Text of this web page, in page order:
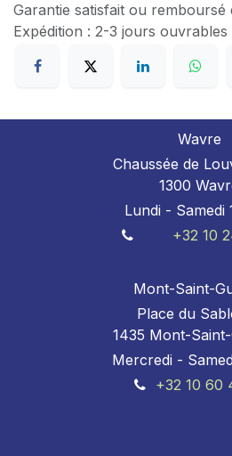
Garantie satisfait ou remboursé
Expédition : 2-3 jours ouvrables
Wavre
Chaussée de
1300
Lundi - Samedi
+32 10
Mont-Saint-
Place du
1435 Mont-
Mercredi -
+32 10 60